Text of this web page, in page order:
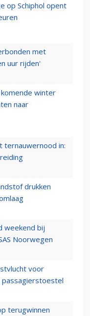
op Schiphol opent
met
uur rijden'
winter
naar
ternauwernood in:
drukken
weekend bij
Noorwegen
voor
passagierstoestel
terugwinnen